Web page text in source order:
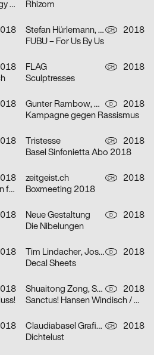
Urbane Künste Ruhr – Peggy Buth: Vom Nutzen der Angst
Rhizom
Stefan Hürlemann, Tanja Krebs, Anna Pravorotskaya, Laurence Lok Hang Hau CH
2018
FUBU – For Us By Us
FLAG CH
2018
Sculptresses
Gunter Rambow, Angelika Eschbach-Rambow D
2018
Kampagne gegen Rassismus
Tristesse CH
2018
Basel Sinfonietta Abo 2018
Werk- und Atelierstipendien für Kunst
zeitgeist.ch CH
2018
Boxmeeting 2018
Neue Gestaltung D
2018
Die Nibelungen
Tim Lindacher, Josephine Doser D
2018
Decal Sheets
Shuaitong Zong, Sascia Reibel D
2018
Sanctus! Hansen Windisch / Snakesoda / Cadih / hermesbaby101
Claudiabasel Grafik & Interaktion CH
2018
Dichtelust